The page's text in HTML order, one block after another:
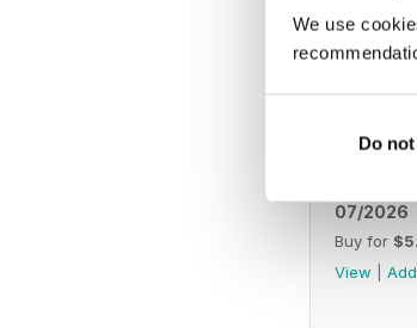
We use
Do
07/2026
Buy for
View